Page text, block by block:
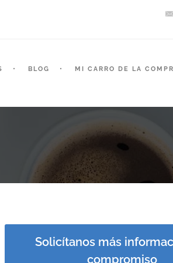
BLOG MI CARRO DE LA
Solicítanos más
compromiso